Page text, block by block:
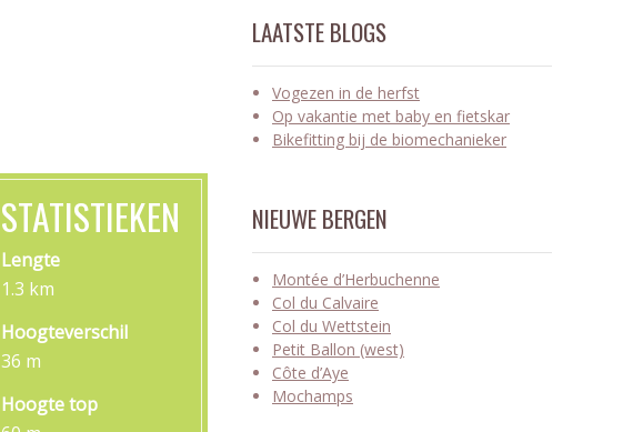
STATISTIEKEN
Lengte
1.3 km
Hoogteverschil
36 m
Hoogte top
LAATSTE BLOGS
Vogezen in de herfst
Op vakantie met baby en fietskar
Bikefitting bij de biomechanieker
NIEUWE BERGEN
Montée d’Herbuchenne
Col du Calvaire
Col du Wettstein
Petit Ballon (west)
Côte d’Aye
Mochamps